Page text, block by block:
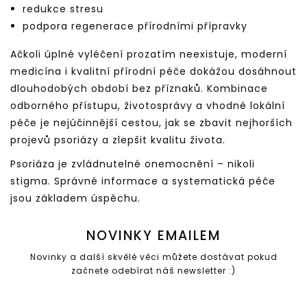
redukce stresu
podpora regenerace přírodními přípravky
Ačkoli úplné vyléčení prozatím neexistuje, moderní
medicína i kvalitní přírodní péče dokážou dosáhnout
dlouhodobých období bez příznaků. Kombinace
odborného přístupu, životosprávy a vhodné lokální
péče je nejúčinnější cestou, jak se zbavit nejhorších
projevů psoriázy a zlepšit kvalitu života.
Psoriáza je zvládnutelné onemocnění – nikoli
stigma. Správné informace a systematická péče
jsou základem úspěchu.
NOVINKY EMAILEM
Novinky a další skvělé věci můžete dostávat pokud
začnete odebírat náš newsletter :)